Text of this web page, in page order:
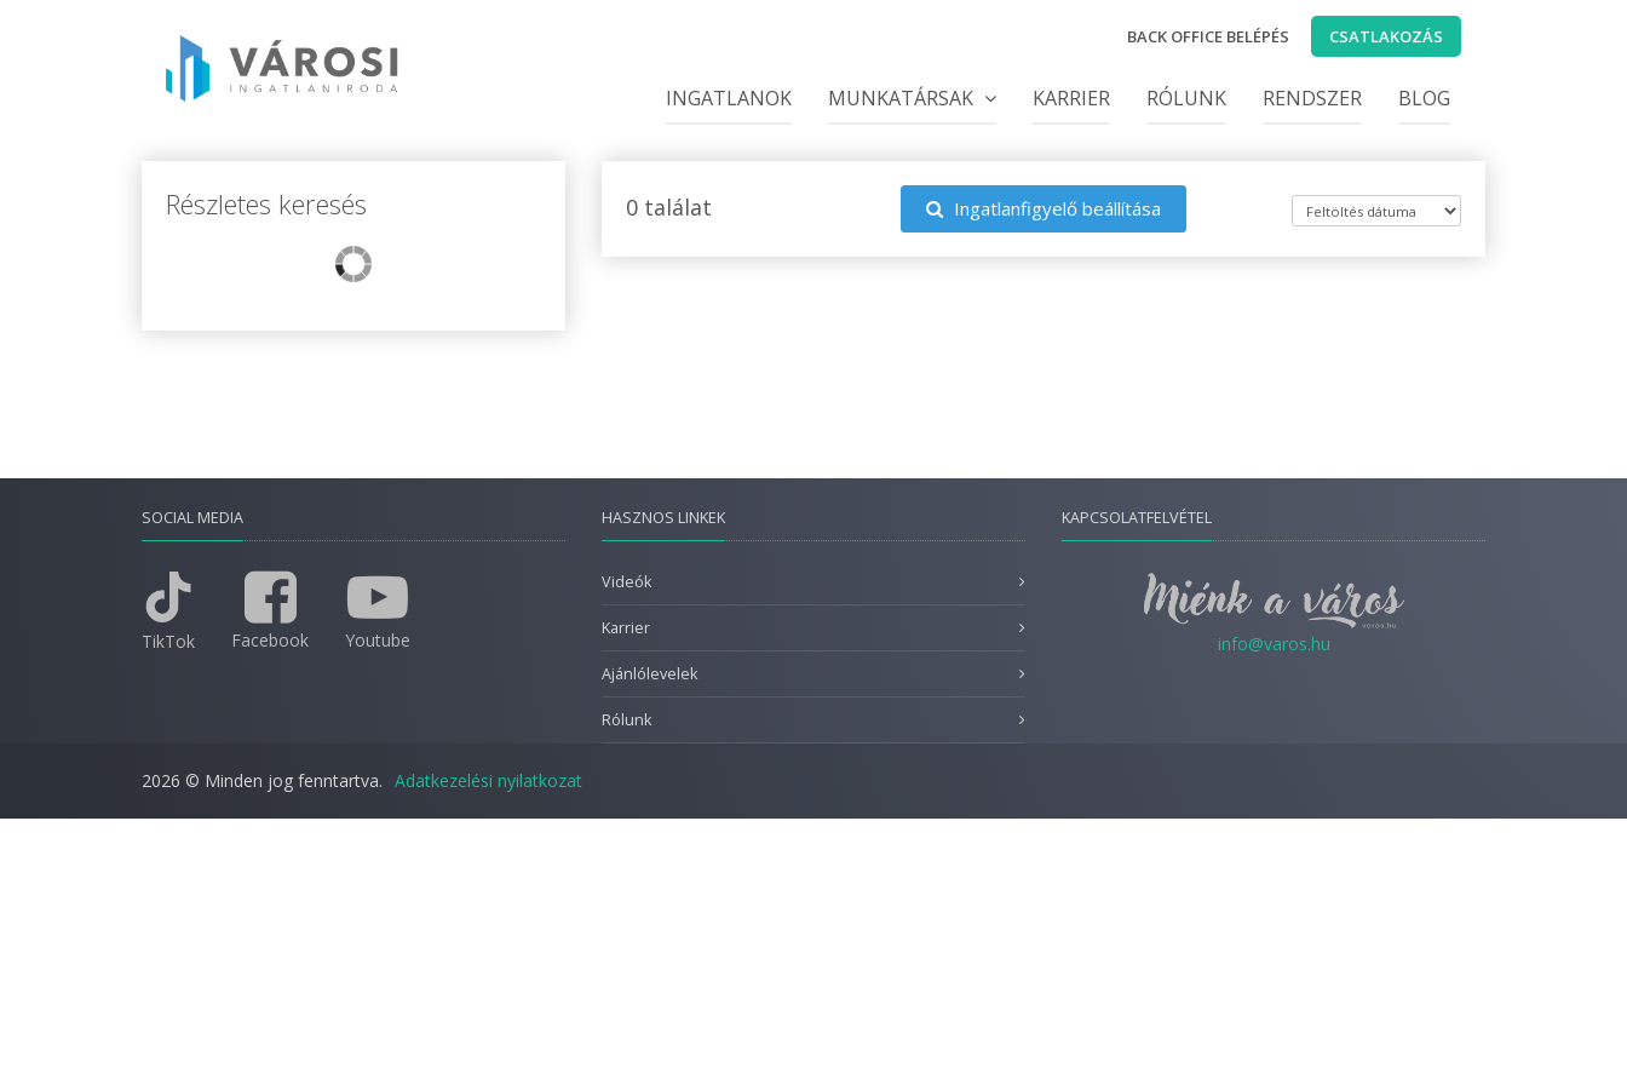
BACK OFFICE BELÉPÉS CSATLAKOZÁS
INGATLANOK MUNKATÁRSAK KARRIER RÓLUNK RENDSZER BLOG
Részletes keresés 0 találat Ingatlanfigyelő beállítása
SOCIAL MEDIA
TikTok Facebook Youtube
HASZNOS LINKEK
Videók
Karrier
Ajánlólevelek
Rólunk
KAPCSOLATFELVÉTEL
info@varos.hu
2026 © Minden jog fenntartva. Adatkezelési nyilatkozat